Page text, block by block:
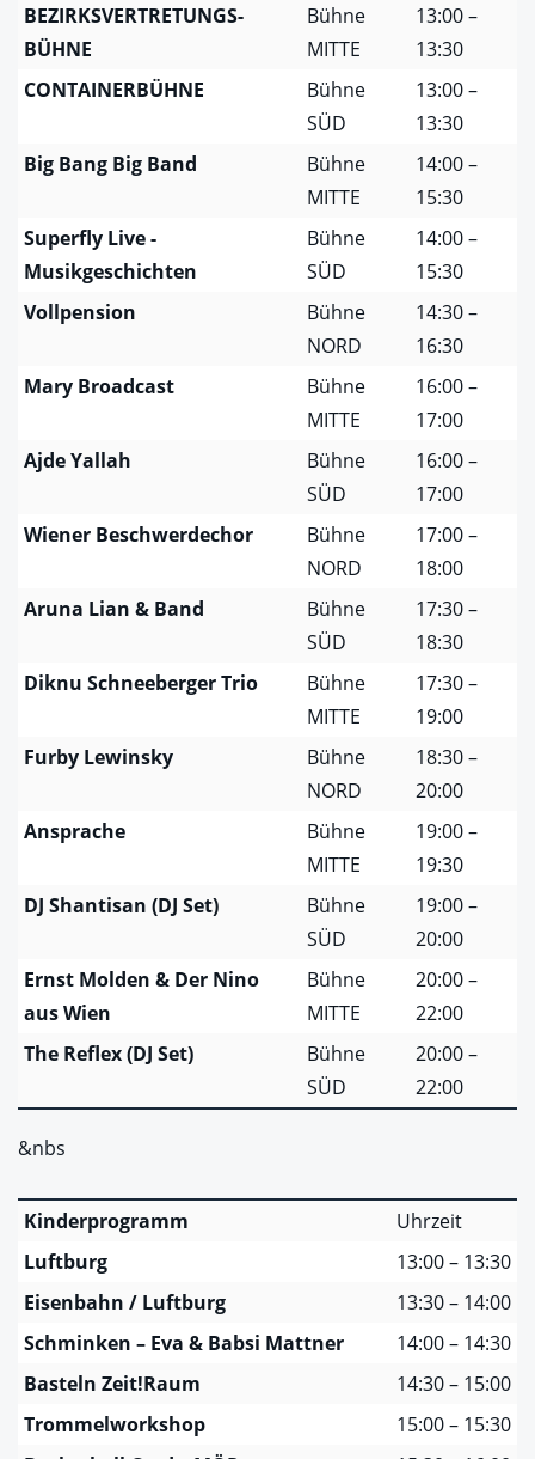
BEZIRKSVERTRETUNGS-
BÜHNE
Bühne
MITTE
13:00 –
13:30
CONTAINERBÜHNE
Bühne
SÜD
13:00 –
13:30
Big Bang Big Band
Bühne
MITTE
14:00 –
15:30
Superfly Live -
Musikgeschichten
Bühne
SÜD
14:00 –
15:30
Vollpension
Bühne
NORD
14:30 –
16:30
Mary Broadcast
Bühne
MITTE
16:00 –
17:00
Ajde Yallah
Bühne
SÜD
16:00 –
17:00
Wiener Beschwerdechor
Bühne
NORD
17:00 –
18:00
Aruna Lian & Band
Bühne
SÜD
17:30 –
18:30
Diknu Schneeberger Trio
Bühne
MITTE
17:30 –
19:00
Furby Lewinsky
Bühne
NORD
18:30 –
20:00
Ansprache
Bühne
MITTE
19:00 –
19:30
DJ Shantisan (DJ Set)
Bühne
SÜD
19:00 –
20:00
Ernst Molden & Der Nino
aus Wien
Bühne
MITTE
20:00 –
22:00
The Reflex (DJ Set)
Bühne
SÜD
20:00 –
22:00
&nbs
Kinderprogramm
Uhrzeit
Luftburg
13:00 – 13:30
Eisenbahn / Luftburg
13:30 – 14:00
Schminken – Eva & Babsi Mattner
14:00 – 14:30
Basteln Zeit!Raum
14:30 – 15:00
Trommelworkshop
15:00 – 15:30